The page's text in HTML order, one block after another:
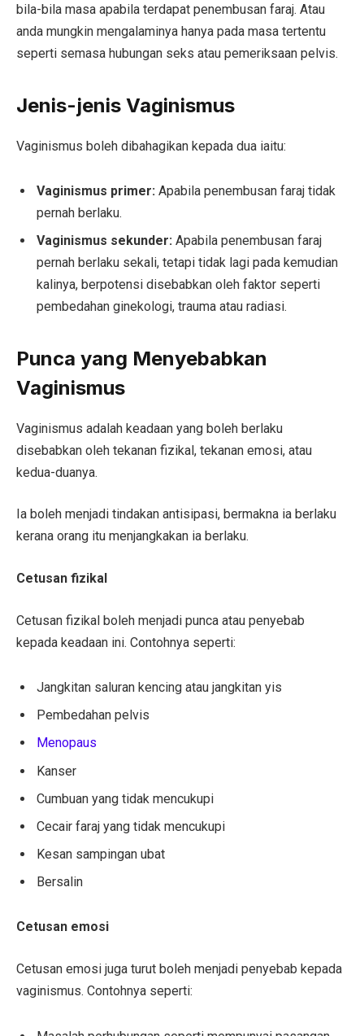
bila-bila masa apabila terdapat penembusan faraj. Atau
anda mungkin mengalaminya hanya pada masa tertentu
seperti semasa hubungan seks atau pemeriksaan pelvis.
Jenis-jenis Vaginismus
Vaginismus boleh dibahagikan kepada dua iaitu:
Vaginismus primer: Apabila penembusan faraj tidak
pernah berlaku.
Vaginismus sekunder: Apabila penembusan faraj
pernah berlaku sekali, tetapi tidak lagi pada kemudian
kalinya, berpotensi disebabkan oleh faktor seperti
pembedahan ginekologi, trauma atau radiasi.
Punca yang Menyebabkan
Vaginismus
Vaginismus adalah keadaan yang boleh berlaku
disebabkan oleh tekanan fizikal, tekanan emosi, atau
kedua-duanya.
Ia boleh menjadi tindakan antisipasi, bermakna ia berlaku
kerana orang itu menjangkakan ia berlaku.
Cetusan fizikal
Cetusan fizikal boleh menjadi punca atau penyebab
kepada keadaan ini. Contohnya seperti:
Jangkitan saluran kencing atau jangkitan yis
Pembedahan pelvis
Menopaus
Kanser
Cumbuan yang tidak mencukupi
Cecair faraj yang tidak mencukupi
Kesan sampingan ubat
Bersalin
Cetusan emosi
Cetusan emosi juga turut boleh menjadi penyebab kepada
vaginismus. Contohnya seperti: